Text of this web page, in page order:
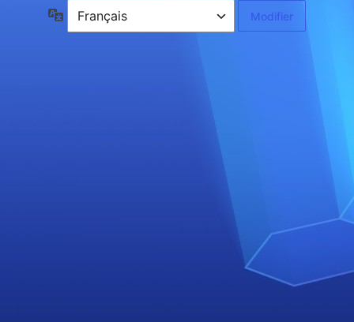
Langue